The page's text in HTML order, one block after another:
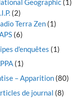
Geographic (1)
(2)
Terra Zen (1)
(6)
d'enquêtes (1)
(1)
– Apparition (80)
de journal (8)